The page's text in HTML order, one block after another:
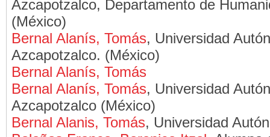
Azcapotzalco, Departamento de
(México)
Bernal Alanís, Tomás, Universidad
Azcapotzalco. (México)
Bernal Alanís, Tomás
Bernal Alanís, Tomás, Universidad
Azcapotzalco (México)
Bernal Alanis, Tomás, Universidad